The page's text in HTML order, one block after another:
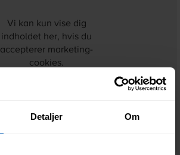
Detaljer Om
Vi kan kun vise dig
indholdet her, hvis du
accepterer marketing-
cookies.
Ret dine cookie-indstillinger